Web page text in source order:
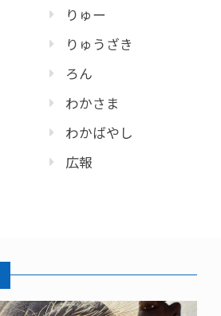
りゅー
りゅうざき
ろん
わかさま
わかばやし
広報